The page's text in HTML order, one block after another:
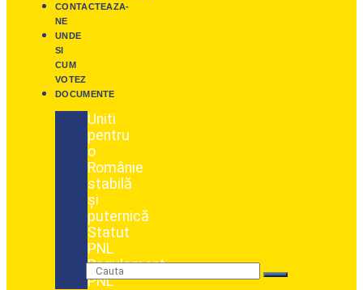
CONTACTEAZA-
NE
UNDE
SI
CUM
VOTEZ
DOCUMENTE
Uniti
pentru
o
Românie
stabilă
și
puternică
Statut
PNL
Regulament
PNL